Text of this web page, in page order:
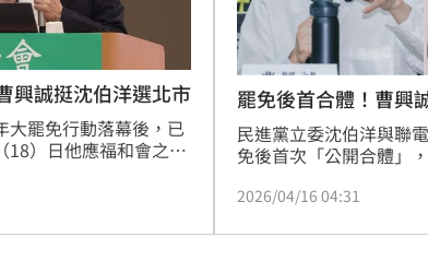
險 3D玩具熊夾藏K他命 23:16
！女靠胸部裝備降風阻 23:14
工 為3萬筆電互告慘勝 23:10
末日 網驚：聖經十災 23:06
10億 他：不聽衛福部勸 23:05
興誠挺沈伯洋選北市
大罷免行動落幕後，已
18）日他應福和會之邀
興誠表示，沈伯洋參
沈伯洋出來參選一陣子
罷免後首合體！曹興
民進黨立委沈伯洋與聯
免後首次「公開合體」
講座，並邀請曾為「大
演講，且主題演講後，
2026/04/16 04:31